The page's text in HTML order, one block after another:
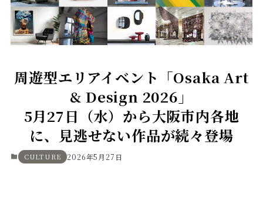
周遊型エリアイベント「Osaka Art
& Design 2026」
5月27日（水）から大阪市内各地
に、見逃せない作品が続々登場
CULTURE 2026年5月27日